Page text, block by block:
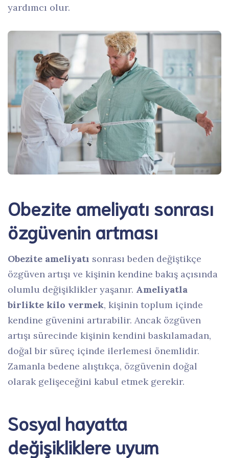
yardımcı olur.
Obezite ameliyatı sonrası
özgüvenin artması
Obezite ameliyatı sonrası beden değiştikçe
özgüven artışı ve kişinin kendine bakış açısında
olumlu değişiklikler yaşanır. Ameliyatla
birlikte kilo vermek, kişinin toplum içinde
kendine güvenini artırabilir. Ancak özgüven
artışı sürecinde kişinin kendini baskılamadan,
doğal bir süreç içinde ilerlemesi önemlidir.
Zamanla bedene alıştıkça, özgüvenin doğal
olarak gelişeceğini kabul etmek gerekir.
Sosyal hayatta
değişikliklere uyum